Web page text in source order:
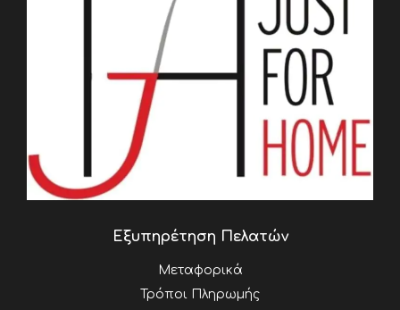
Εξυπηρέτηση Πελατών
Μεταφορικά
Τρόποι Πληρωμής